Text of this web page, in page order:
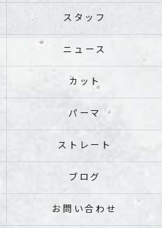
スタッフ
ニュース
カット
パーマ
ストレート
ブログ
お問い合わせ